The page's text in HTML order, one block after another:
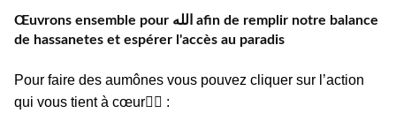
Œuvrons ensemble pour الله afin de remplir notre balance
de hassanetes et espérer l'accès au paradis
Pour faire des aumônes vous pouvez cliquer sur l’action
qui vous tient à cœur👇🏼 :